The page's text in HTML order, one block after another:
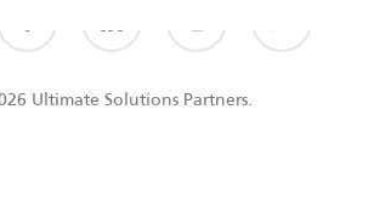
Ultimate Solutions Partners.